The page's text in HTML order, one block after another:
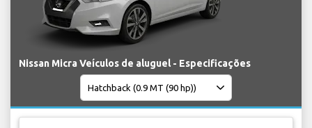
Nissan Micra Veículos de aluguel - Especificações